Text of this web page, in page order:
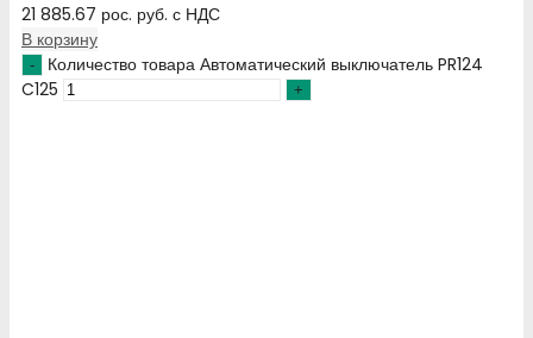
21 885.67 рос. руб. с НДС
В корзину
Количество товара Автоматический выключатель PR124
C125